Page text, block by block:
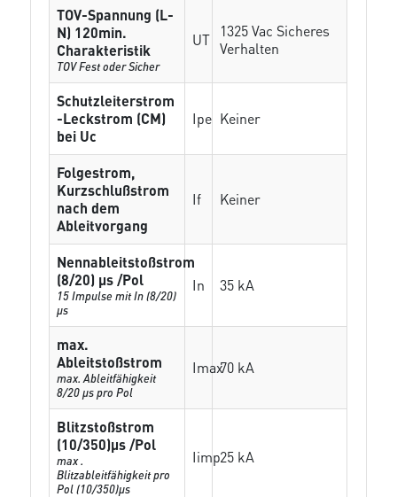
TOV-Spannung (L-
N) 120min.
Charakteristik
TOV Fest oder Sicher
UT
1325 Vac Sicheres
Verhalten
Schutzleiterstrom
-Leckstrom (CM)
bei Uc
Ipe Keiner
Folgestrom,
Kurzschlußstrom
nach dem
Ableitvorgang
If Keiner
Nennableitstoßstrom
(8/20) µs /Pol
15 Impulse mit In (8/20)
µs
In 35 kA
max.
Ableitstoßstrom
max. Ableitfähigkeit
8/20 µs pro Pol
Imax70 kA
Blitzstoßstrom
(10/350)µs /Pol
max .
Blitzableitfähigkeit pro
Pol (10/350)µs
Iimp25 kA